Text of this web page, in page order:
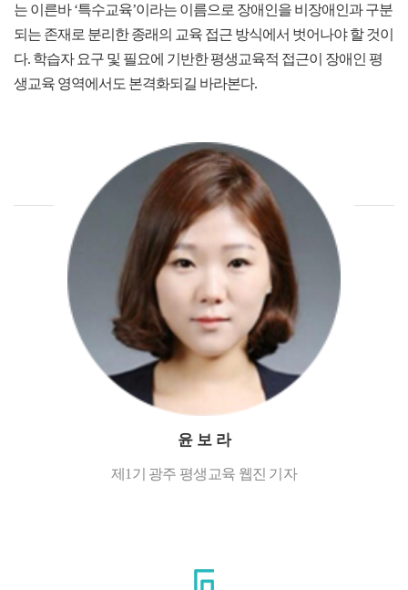
는 이른바 ‘특수교육’이라는 이름으로 장애인을 비장애인과 구분
되는 존재로 분리한 종래의 교육 접근 방식에서 벗어나야 할 것이
다. 학습자 요구 및 필요에 기반한 평생교육적 접근이 장애인 평
생교육 영역에서도 본격화되길 바라본다.
윤 보 라
제1기 광주 평생교육 웹진 기자